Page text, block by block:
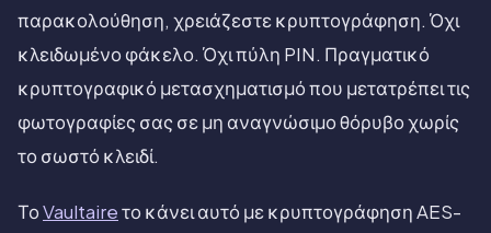
παρακολούθηση, χρειάζεστε κρυπτογράφηση. Όχι
κλειδωμένο φάκελο. Όχι πύλη PIN. Πραγματικό
κρυπτογραφικό μετασχηματισμό που μετατρέπει τις
φωτογραφίες σας σε μη αναγνώσιμο θόρυβο χωρίς
το σωστό κλειδί.
ΤοVaultaireτο κάνει αυτό με κρυπτογράφηση AES-